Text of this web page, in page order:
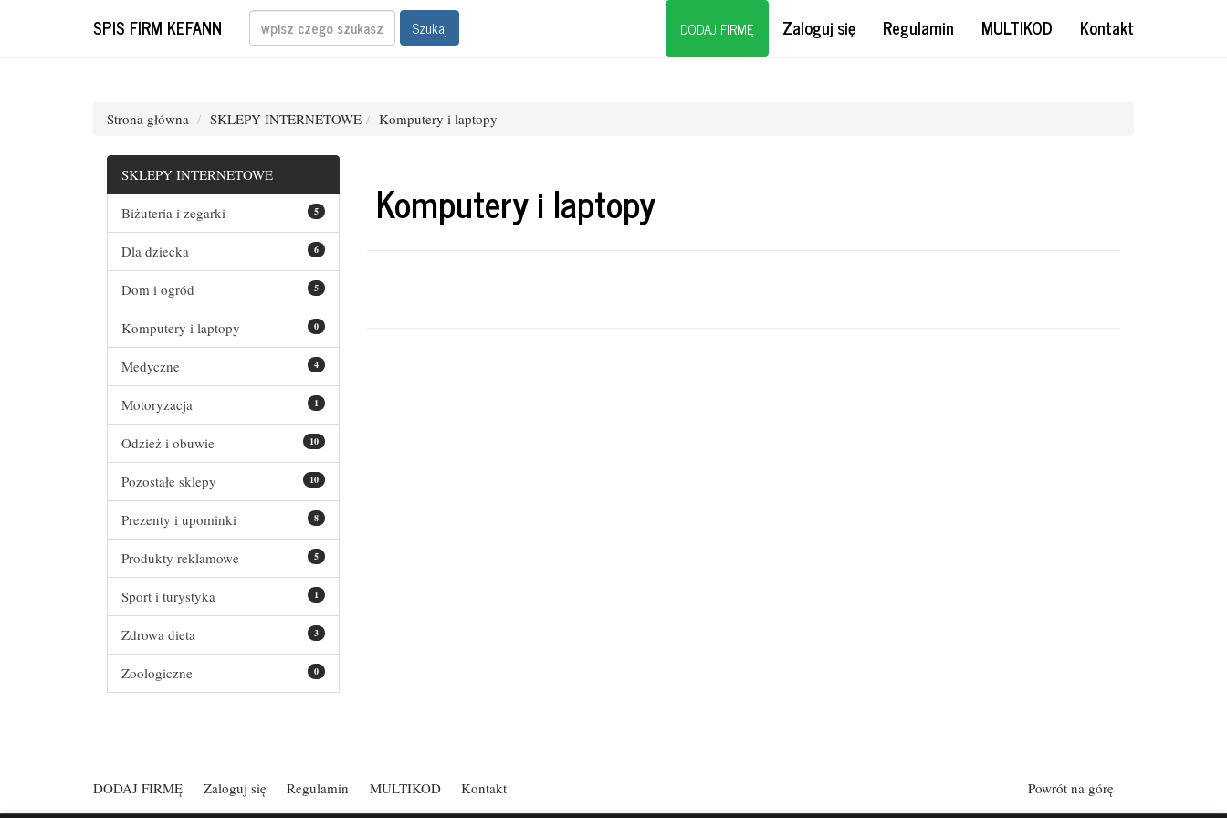
SPIS FIRM KEFANN Szukaj DODAJ FIRMĘ Zaloguj się Regulamin MULTIKOD Kontakt
Strona główna SKLEPY INTERNETOWE Komputery i laptopy
SKLEPY INTERNETOWE
5
Biżuteria i zegarki
6
Dla dziecka
5
Dom i ogród
0
Komputery i laptopy
4
Medyczne
1
Motoryzacja
10
Odzież i obuwie
10
Pozostałe sklepy
8
Prezenty i upominki
5
Produkty reklamowe
1
Sport i turystyka
3
Zdrowa dieta
0
Zoologiczne
Komputery i laptopy
Powrót na górę
DODAJ FIRMĘ Zaloguj się Regulamin MULTIKOD Kontakt